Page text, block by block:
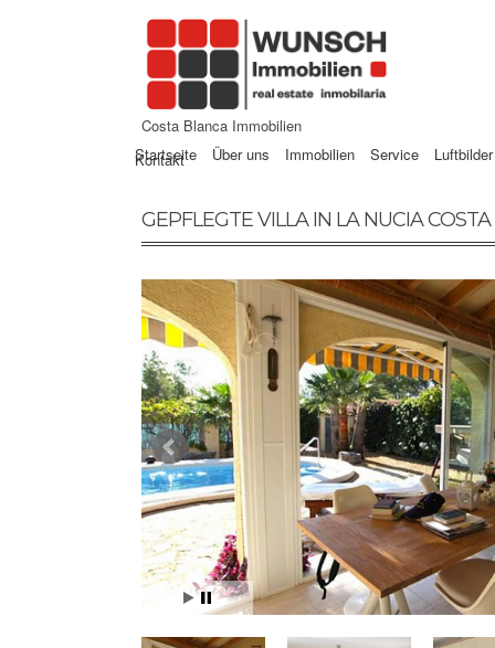
Costa Blanca Immobilien
Startseite
Über uns Immobilien Service Luftbilder
Kontakt
GEPFLEGTE VILLA IN LA NUCIA